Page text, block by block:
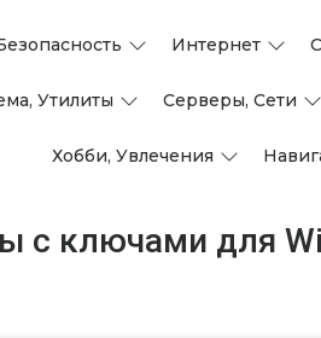
Интернет
Утилиты Серверы, Сети
Хобби, Увлечения
с ключами для